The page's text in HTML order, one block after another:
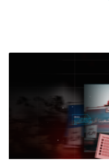
الفلسطينية.
منذ بدايتها إشكالية
عكست سعيا
السياسي والسيادي،
تعامل الاحتلال مع
لاعتبارات أمنية